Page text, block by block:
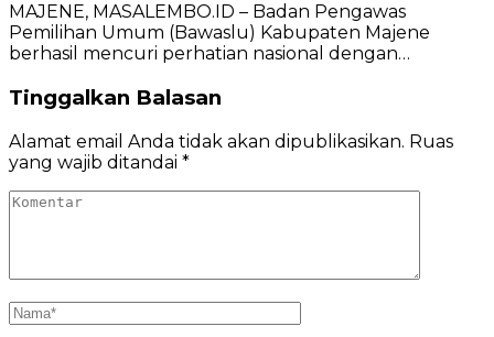
MAJENE, MASALEMBO.ID – Badan Pengawas
Pemilihan Umum (Bawaslu) Kabupaten Majene
berhasil mencuri perhatian nasional dengan…
Tinggalkan Balasan
Alamat email Anda tidak akan dipublikasikan. Ruas
yang wajib ditandai *